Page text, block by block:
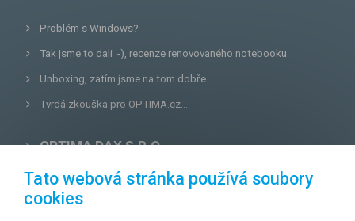
Problém s Windows?
Tak jsme to dali :-), recenze renovovaného notebooku.
Unboxing, zatím jsme na tom dobře...
Tvrdá zkouška pro OPTIMA.cz...
OPTIMA DAX S.R.O.
Lazecká 46/3, 779 00Olomouc
Tato webová stránka používá soubory
cookies